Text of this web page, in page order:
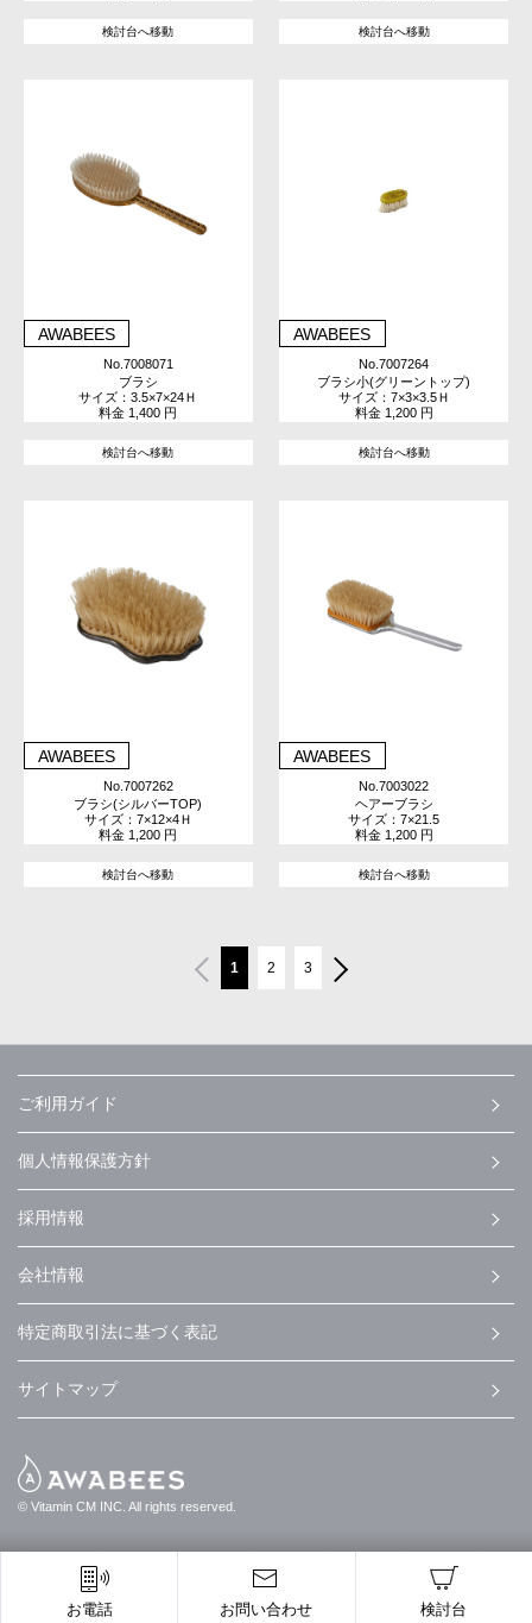
検討台へ移動 検討台へ移動
AWABEES
No.7008071
ブラシ
サイズ：3.5×7×24Ｈ
料金 1,400 円
検討台へ移動
AWABEES
No.7007264
ブラシ小(グリーントップ)
サイズ：7×3×3.5Ｈ
料金 1,200 円
検討台へ移動
AWABEES
No.7007262
ブラシ(シルバーTOP)
サイズ：7×12×4Ｈ
料金 1,200 円
検討台へ移動
AWABEES
No.7003022
ヘアーブラシ
サイズ：7×21.5
料金 1,200 円
検討台へ移動
1 2 3
ご利用ガイド
個人情報保護方針
採用情報
会社情報
特定商取引法に基づく表記
サイトマップ
© Vitamin CM INC. All rights reserved.
お電話 お問い合わせ 検討台